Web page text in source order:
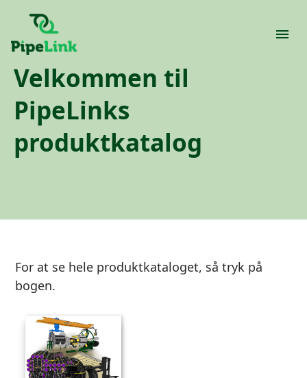
Velkommen til
PipeLinks
produktkatalog
For at se hele produktkataloget, så tryk på
bogen.